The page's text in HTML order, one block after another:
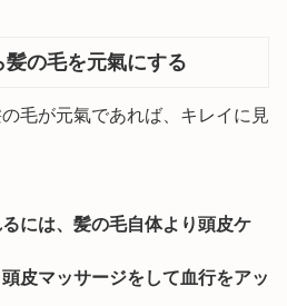
の毛を元氣にする
毛が元氣であれば、キレイに見
には、髪の毛自体より頭皮ケ
皮マッサージをして血行をアッ